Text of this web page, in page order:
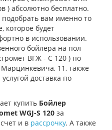
) абсолютно бесплатно.
вам именно то
которое будет
в использовании.
бойлера на пол
ВГЖ - С 120 ) по
11, также
доставка по
купить Бойлер
WGJ-S 120 за
и в рассрочку. А также